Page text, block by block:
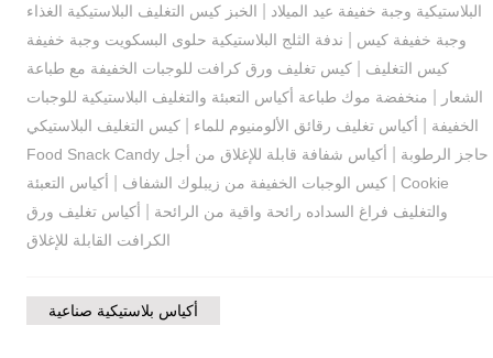
البلاستيكية وجبة خفيفة عيد الميلاد
الخبز كيس التغليف البلاستيكية الغذاء
وجبة خفيفة كيس
ندفة الثلج البلاستيكية حلوى البسكويت وجبة خفيفة
كيس التغليف |كيس تغليف ورق كرافت للوجبات الخفيفة مع طباعة
الشعار
منخفضة موك طباعة أكياس التعبئة والتغليف البلاستيكية للوجبات
الخفيفة
أكياس تغليف رقائق الألومنيوم للماء |كيس التغليف البلاستيكي
حاجز الرطوبة
أكياس شفافة قابلة للإغلاق من أجل Food Snack Candy
Cookie
|كيس الوجبات الخفيفة من زيبلوك الشفاف
أكياس التعبئة
والتغليف فراغ السداده رائحة واقية من الرائحة
أكياس تغليف ورق
الكرافت القابلة للإغلاق
أكياس بلاستيكية صناعية